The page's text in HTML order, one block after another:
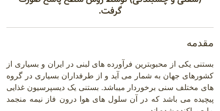
گرفت.
مقدمه
بستنی یکی از محبوبترین فرآورده های لبنی در ایران و بسیاری از
کشورهای جهان به شمار می آید و از طرفداران بسیاری در گروه
های مختلف سنی برخوردار میباشد. بستنی یک دیسپرسیون غذایی
پیچیده می باشد که در آن سلول های هوا درون فاز نیمه منجمد